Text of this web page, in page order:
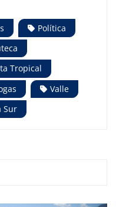
Política
Tropical
Valle
Sur